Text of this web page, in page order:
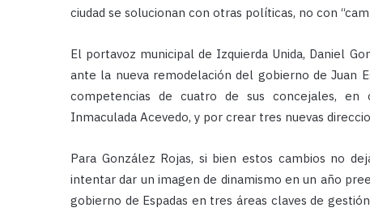
ciudad se solucionan con otras políticas, no con
El portavoz municipal de Izquierda Unida, Daniel
ante la nueva remodelación del gobierno de Juan
competencias de cuatro de sus concejales, en
Inmaculada Acevedo, y por crear tres nuevas
Para González Rojas, si bien estos cambios no
intentar dar un imagen de dinamismo en un año
gobierno de Espadas en tres áreas claves de